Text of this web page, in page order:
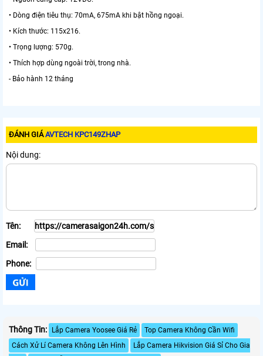
• Dòng điện tiêu thụ: 70mA, 675mA khi bật hồng ngoại.
• Kích thước: 115x216.
• Trọng lượng: 570g.
• Thích hợp dùng ngoài trời, trong nhà.
- Bảo hành 12 tháng
ĐÁNH GIÁAVTECH KPC149ZHAP
Nội dung:
Tên:
Email:
Phone:
Thông Tin: Lắp Camera Yoosee Giá Rẻ
Top Camera Không Cần Wifi
Cách Xử Lí Camera Không Lên Hình
Lắp Camera Hikvision Giá Sỉ Cho Gia